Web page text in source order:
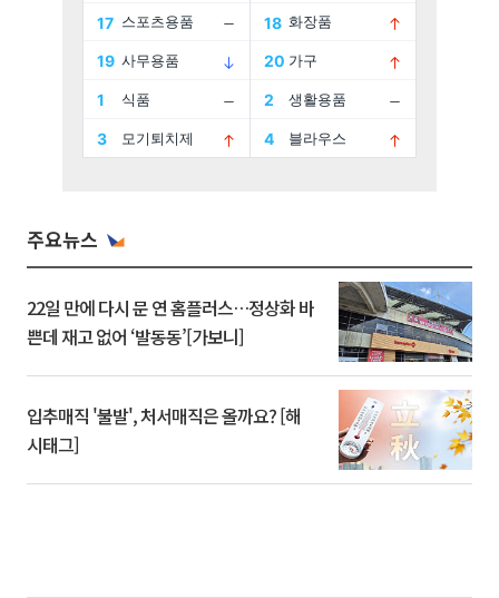
주요뉴스
22일 만에 다시 문 연 홈플러스…정상화 바
쁜데 재고 없어 ‘발동동’[가보니]
입추매직 '불발', 처서매직은 올까요? [해
시태그]